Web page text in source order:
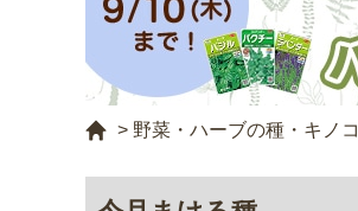
> 野菜・ハーブの種・キノコ